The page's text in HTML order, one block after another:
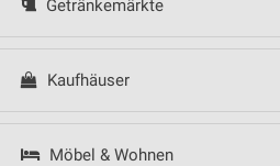
Getränkemärkte
Kaufhäuser
Möbel & Wohnen